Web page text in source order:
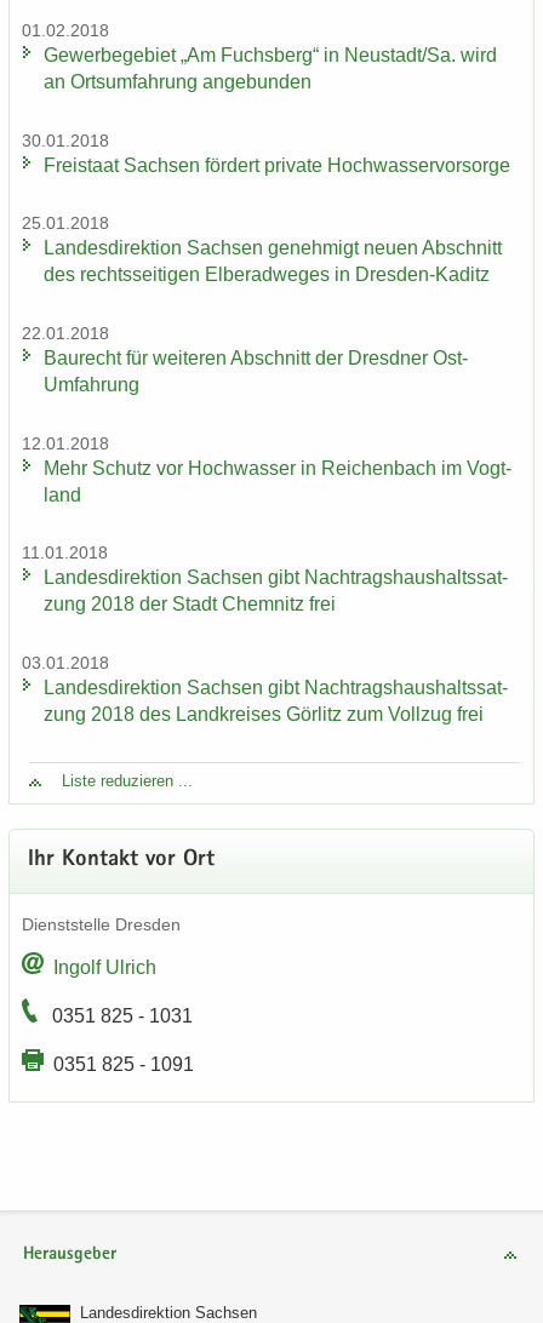
01.02.2018
Ge­wer­be­ge­biet „Am Fuchs­berg“ in Neu­stadt/Sa. wird
an Orts­um­fah­rung an­ge­bun­den
30.01.2018
Frei­staat Sach­sen för­dert pri­va­te Hoch­was­ser­vor­sor­ge
25.01.2018
Lan­des­di­rek­ti­on Sach­sen ge­neh­migt neuen Ab­schnitt
des rechts­sei­ti­gen El­be­rad­we­ges in Dresden-​Kaditz
22.01.2018
Bau­recht für wei­te­ren Ab­schnitt der Dresd­ner Ost-​
Umfahrung
12.01.2018
Mehr Schutz vor Hoch­was­ser in Rei­chen­bach im Vogt­
land
11.01.2018
Lan­des­di­rek­ti­on Sach­sen gibt Nach­trags­haus­halts­sat­
zung 2018 der Stadt Chem­nitz frei
03.01.2018
Lan­des­di­rek­ti­on Sach­sen gibt Nach­trags­haus­halts­sat­
zung 2018 des Land­krei­ses Gör­litz zum Voll­zug frei
Liste re­du­zie­ren ...
Ihr Kon­takt vor Ort
Dienst­stel­le Dres­den
In­golf Ul­rich
0351 825 - 1031
0351 825 - 1091
Herausgeber
Lan­des­di­rek­ti­on Sach­sen